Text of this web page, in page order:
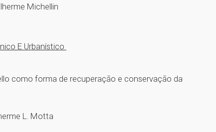
Michellin
E Urbanístico
como forma de recuperação e conservação da
L. Motta